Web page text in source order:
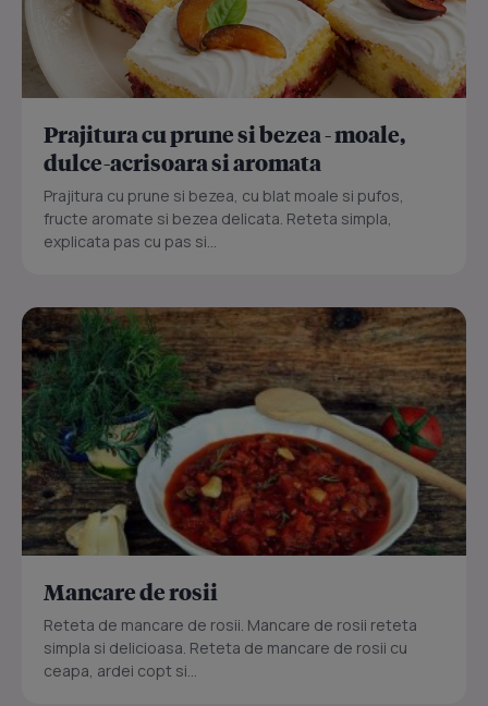
Prajitura cu prune si bezea - moale,
dulce-acrisoara si aromata
Prajitura cu prune si bezea, cu blat moale si pufos,
fructe aromate si bezea delicata. Reteta simpla,
explicata pas cu pas si...
Mancare de rosii
Reteta de mancare de rosii. Mancare de rosii reteta
simpla si delicioasa. Reteta de mancare de rosii cu
ceapa, ardei copt si...